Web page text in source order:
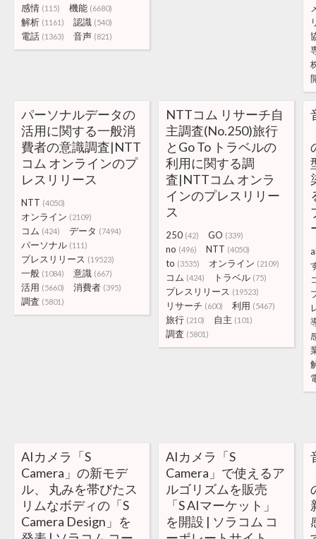
感情 (115) 機能 (6680)
解析 (1161) 認識 (540)
電話 (1363) 音声 (821)
パーソナルデータの
活用に関する一般消
費者の意識調査|NTT
コム オンラインのプ
レスリリース
NTT (4050)
オンライン (2109)
コム (424) データ (7494)
パーソナル (111)
プレスリリース (19523)
一般 (1084) 意識 (667)
活用 (5660) 消費者 (395)
調査 (5801)
NTTコム リサーチ自
主調査(No.250)旅行
とGo To トラベルの
利用に関する調
査|NTTコム オンラ
インのプレスリリー
ス
250 (42) GO (339)
no (496) NTT (4050)
to (3535) オンライン (2109)
コム (424) トラベル (75)
プレスリリース (19523)
リサーチ (600) 利用 (5467)
旅行 (210) 自主 (101)
調査 (5801)
AIカメラ「S
Camera」の新モデ
ル、 丸みを帯びたス
リムなボディの「S
Camera Design」を
AIカメラ「S
Camera」で使えるア
ルゴリズムを販売
「S AIマーケット」
を開設 | ソラコム コ